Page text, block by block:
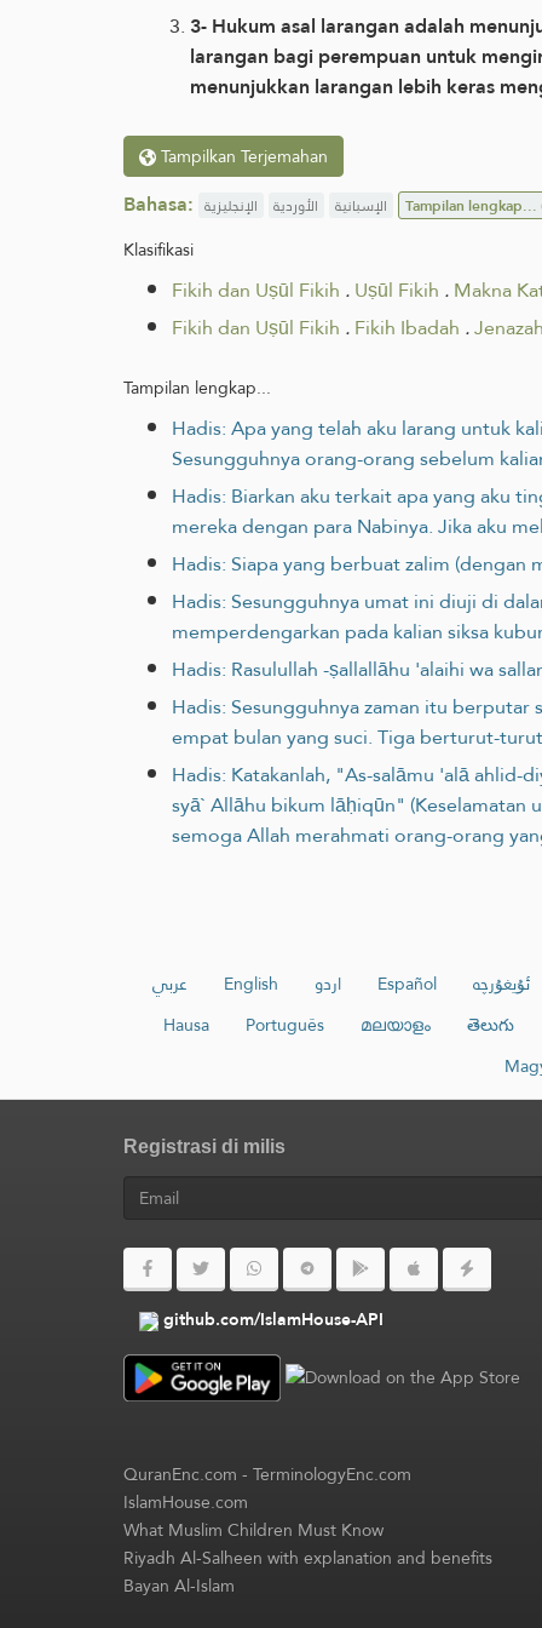
3- Hukum asal larangan adalah
larangan bagi perempuan untuk
menunjukkan larangan lebih keras
Tampilkan Terjemahan
Bahasa: الإنجليزية الأوردية الإسبانية Tampilan lengkap...
Klasifikasi
Fikih dan Uṣūl Fikih .Uṣūl Fikih .Makna
Fikih dan Uṣūl Fikih .Fikih Ibadah .
Tampilan lengkap...
Hadis: Apa yang telah aku larang untuk
Sesungguhnya orang-orang sebelum
Hadis: Biarkan aku terkait apa yang aku
mereka dengan para Nabinya. Jika aku
Hadis: Siapa yang berbuat zalim
Hadis: Sesungguhnya umat ini diuji di
memperdengarkan pada kalian siksa
Hadis: Rasulullah -ṣallallāhu 'alaihi wa
Hadis: Sesungguhnya zaman itu
empat bulan yang suci. Tiga berturut-
Hadis: Katakanlah, "As-salāmu 'alā
syā` Allāhu bikum lāḥiqūn"
semoga Allah merahmati orang-orang
عربي English اردو Español
ئۇيغۇرچە
Hausa
Português മലയാളം
తెలుగు
Registrasi di milis
github.com/IslamHouse-API
QuranEnc.com-TerminologyEnc.com
IslamHouse.com
What Muslim Children Must Know
Riyadh Al-Salheen with explanation and benefits
Bayan Al-Islam